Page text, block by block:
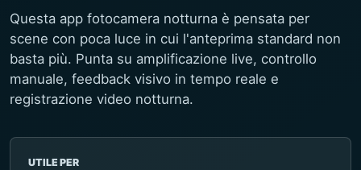
Questa app fotocamera notturna è pensata per
scene con poca luce in cui l'anteprima standard non
basta più. Punta su amplificazione live, controllo
manuale, feedback visivo in tempo reale e
registrazione video notturna.
UTILE PER